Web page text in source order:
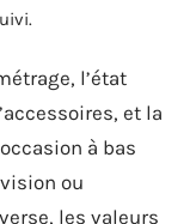
l’état
et la
à bas
ou
les valeurs